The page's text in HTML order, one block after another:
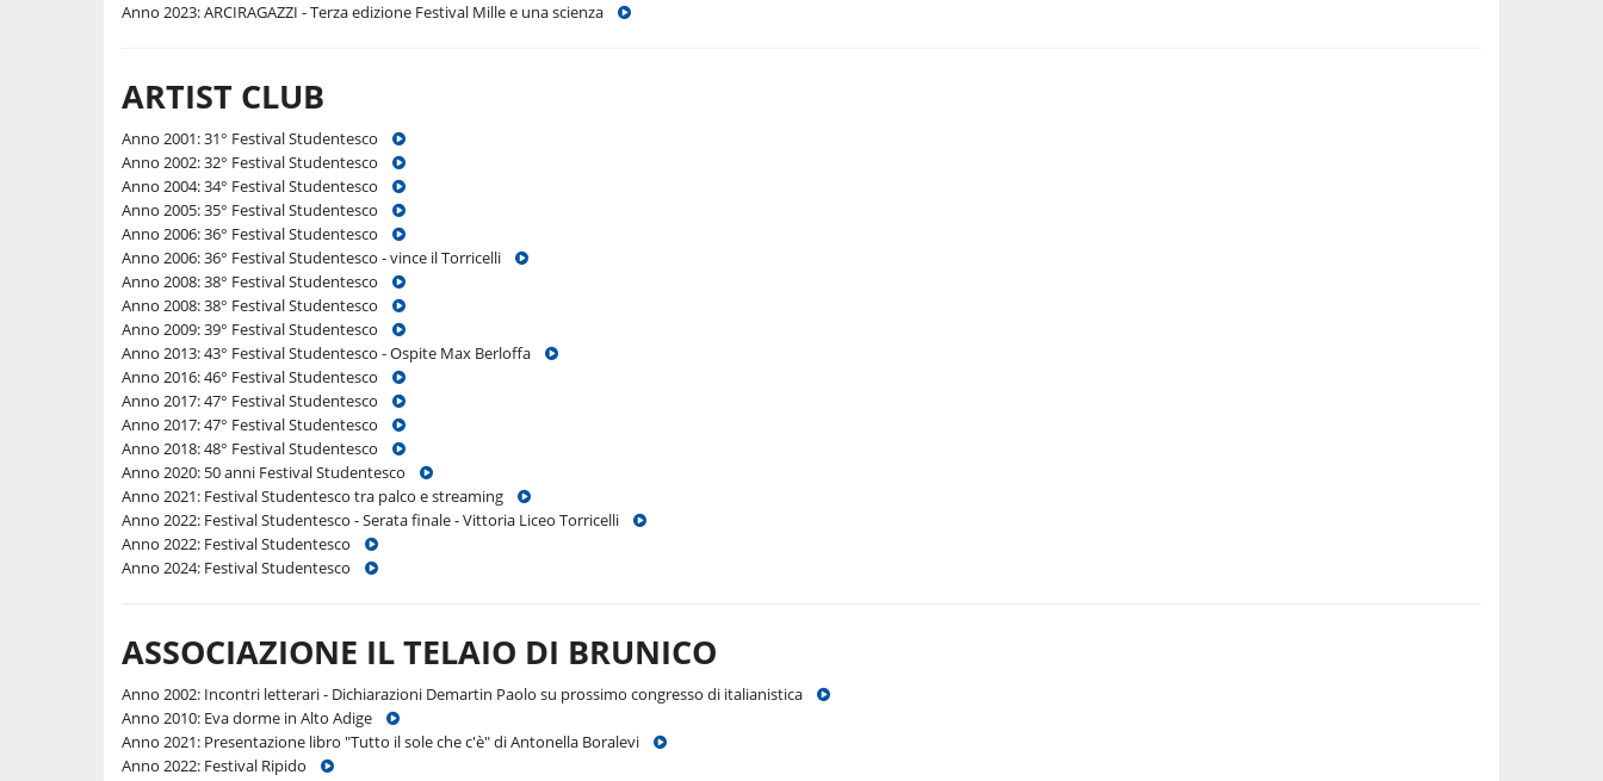
Anno 2023: ARCIRAGAZZI - Terza edizione Festival Mille e una scienza
ARTIST CLUB
Anno 2001: 31° Festival Studentesco
Anno 2002: 32° Festival Studentesco
Anno 2004: 34° Festival Studentesco
Anno 2005: 35° Festival Studentesco
Anno 2006: 36° Festival Studentesco
Anno 2006: 36° Festival Studentesco - vince il Torricelli
Anno 2008: 38° Festival Studentesco
Anno 2008: 38° Festival Studentesco
Anno 2009: 39° Festival Studentesco
Anno 2013: 43° Festival Studentesco - Ospite Max Berloffa
Anno 2016: 46° Festival Studentesco
Anno 2017: 47° Festival Studentesco
Anno 2017: 47° Festival Studentesco
Anno 2018: 48° Festival Studentesco
Anno 2020: 50 anni Festival Studentesco
Anno 2021: Festival Studentesco tra palco e streaming
Anno 2022: Festival Studentesco - Serata finale - Vittoria Liceo Torricelli
Anno 2022: Festival Studentesco
Anno 2024: Festival Studentesco
ASSOCIAZIONE IL TELAIO DI BRUNICO
Anno 2002: Incontri letterari - Dichiarazioni Demartin Paolo su prossimo congresso di italianistica
Anno 2010: Eva dorme in Alto Adige
Anno 2021: Presentazione libro "Tutto il sole che c'è" di Antonella Boralevi
Anno 2022: Festival Ripido